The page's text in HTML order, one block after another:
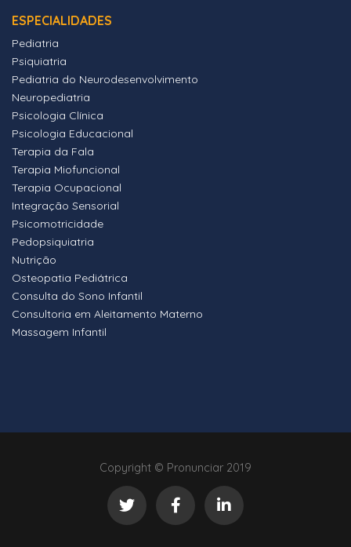
ESPECIALIDADES
Pediatria
Psiquiatria
Pediatria do Neurodesenvolvimento
Neuropediatria
Psicologia Clínica
Psicologia Educacional
Terapia da Fala
Terapia Miofuncional
Terapia Ocupacional
Integração Sensorial
Psicomotricidade
Pedopsiquiatria
Nutrição
Osteopatia Pediátrica
Consulta do Sono Infantil
Consultoria em Aleitamento Materno
Massagem Infantil
Copyright © Pronunciar 2019